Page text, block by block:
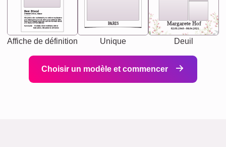
Best Friend
[<NAME>] Noun, feminie
Synonyms: Soulmate, closet confidante, sister at
heart person, life partner in adventure.
The person who understands you without explanation
you accepts just as you are. She's your partner in life's,
chaos your biggest supporter, and the one with whom
you share your best memories.
Affiche de définition
PARIS
Unique
Margarete Hof
02.05.1940 - 08.04.2021
Deuil
Choisir un modèle et commencer